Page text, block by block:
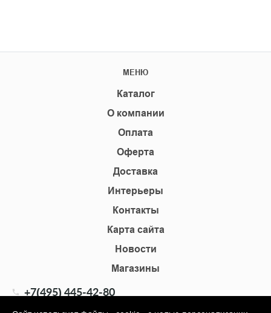
МЕНЮ
Каталог
О компании
Оплата
Оферта
Доставка
Интерьеры
Контакты
Карта сайта
Новости
Магазины
+7(495) 445-42-80